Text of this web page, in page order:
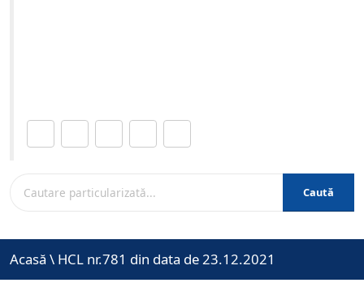
Caută
Acasă \ HCL nr.781 din data de 23.12.2021